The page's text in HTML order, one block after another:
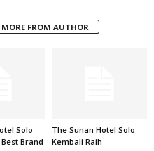
MORE FROM AUTHOR
Solo
Brand
The Sunan Hotel Solo
Kembali Raih